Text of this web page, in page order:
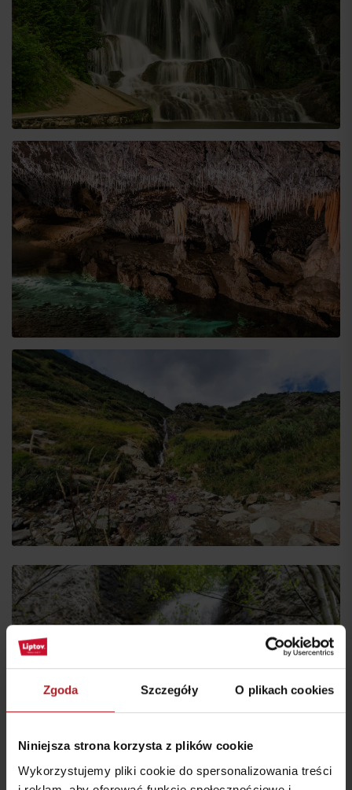
Zgoda Szczegóły O plikach cookies
Niniejsza strona korzysta z plików cookie
Wykorzystujemy pliki cookie do spersonalizowania treści